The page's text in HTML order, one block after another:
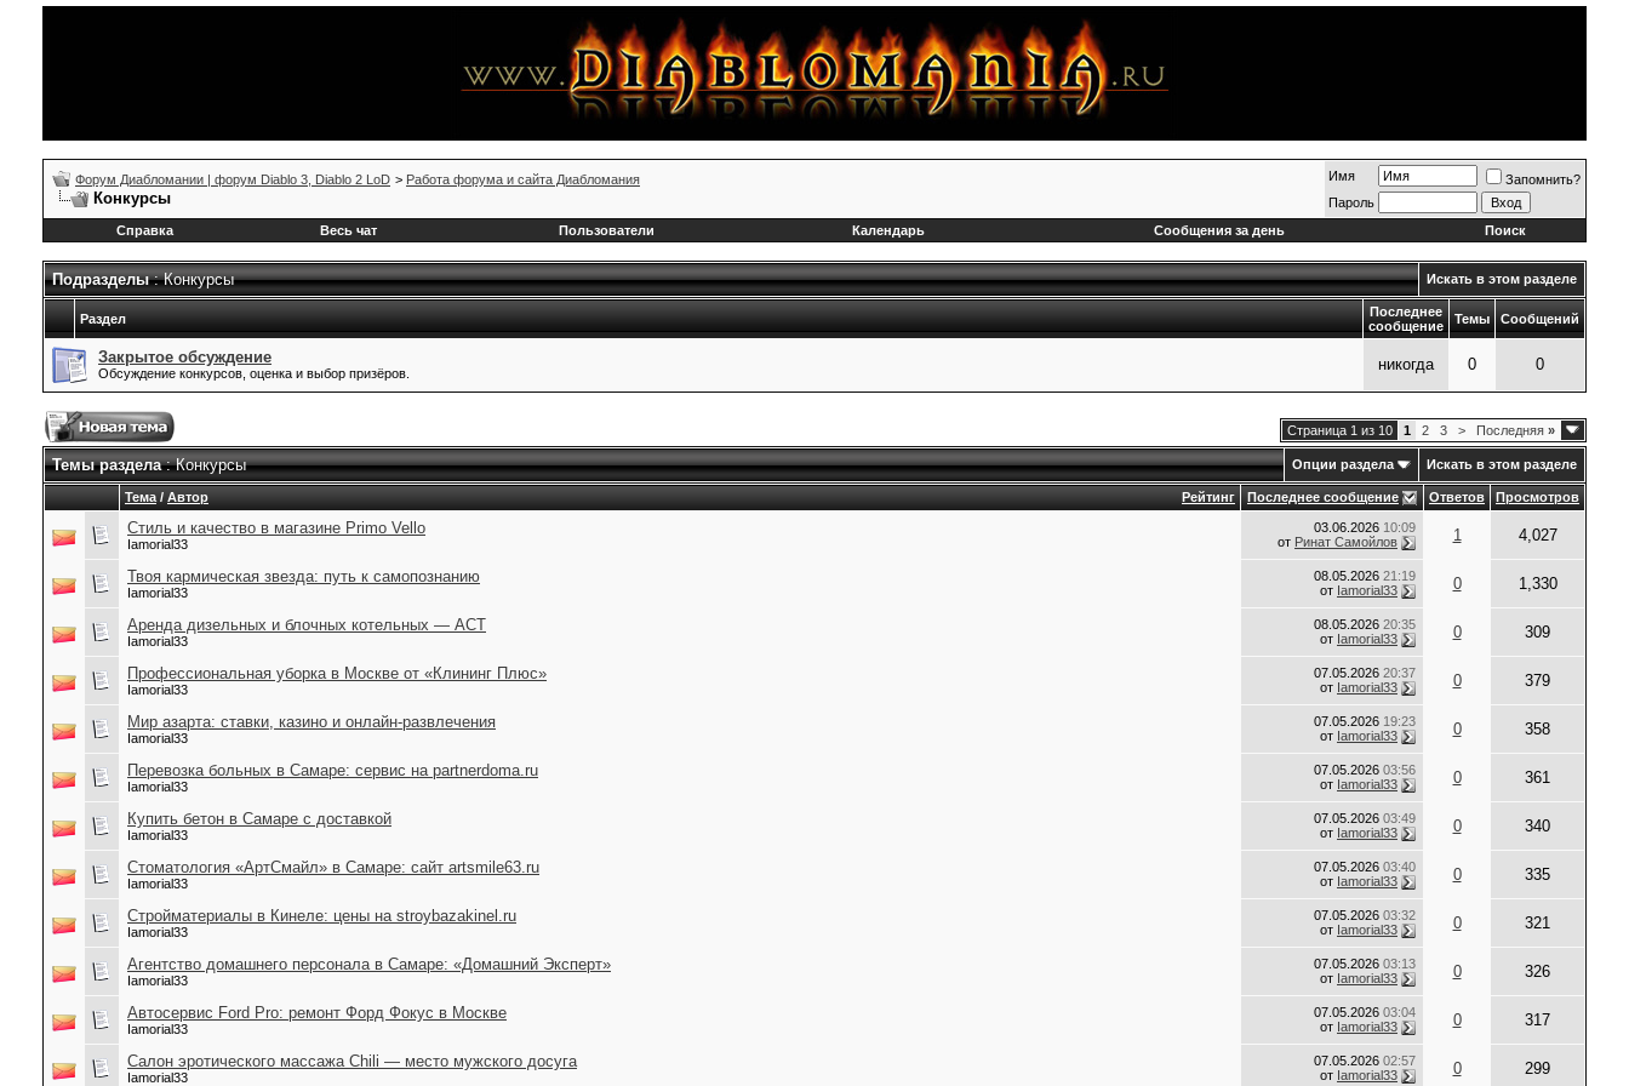
Форум Диабломании | форум Diablo 3, Diablo 2 LoD > Работа форума и сайта Диабломания
Конкурсы
Имя
Запомнить?
Пароль
Справка
Весь чат Пользователи Календарь Сообщения за день Поиск
Подразделы: Конкурсы Искать в этом разделе
Раздел
Последнее
сообщение
Темы Сообщений
Закрытое обсуждение
Обсуждение конкурсов, оценка и выбор призёров. никогда 0 0
Страница 1 из 10 1 2 3 > Последняя »
Темы раздела: Конкурсы Опции раздела Искать в этом разделе
Рейтинг
Тема / Автор Последнее сообщение Ответов Просмотров
Стиль и качество в магазине Primo Vello
Iamorial33
03.06.2026 10:09
от Ринат Самойлов 1 4,027
Твоя кармическая звезда: путь к самопознанию
Iamorial33
08.05.2026 21:19
от Iamorial33 0 1,330
Аренда дизельных и блочных котельных — АСТ
Iamorial33
08.05.2026 20:35
от Iamorial33 0 309
Профессиональная уборка в Москве от «Клининг Плюс»
Iamorial33
07.05.2026 20:37
от Iamorial33 0 379
Мир азарта: ставки, казино и онлайн-развлечения
Iamorial33
07.05.2026 19:23
от Iamorial33 0 358
Перевозка больных в Самаре: сервис на partnerdoma.ru
Iamorial33
07.05.2026 03:56
от Iamorial33 0 361
Купить бетон в Самаре с доставкой
Iamorial33
07.05.2026 03:49
от Iamorial33 0 340
Стоматология «АртСмайл» в Самаре: сайт artsmile63.ru
Iamorial33
07.05.2026 03:40
от Iamorial33 0 335
Стройматериалы в Кинеле: цены на stroybazakinel.ru
Iamorial33
07.05.2026 03:32
от Iamorial33 0 321
Агентство домашнего персонала в Самаре: «Домашний Эксперт»
Iamorial33
07.05.2026 03:13
от Iamorial33 0 326
Автосервис Ford Pro: ремонт Форд Фокус в Москве
Iamorial33
07.05.2026 03:04
от Iamorial33 0 317
Салон эротического массажа Chili — место мужского досуга
Iamorial33
07.05.2026 02:57
от Iamorial33 0 299